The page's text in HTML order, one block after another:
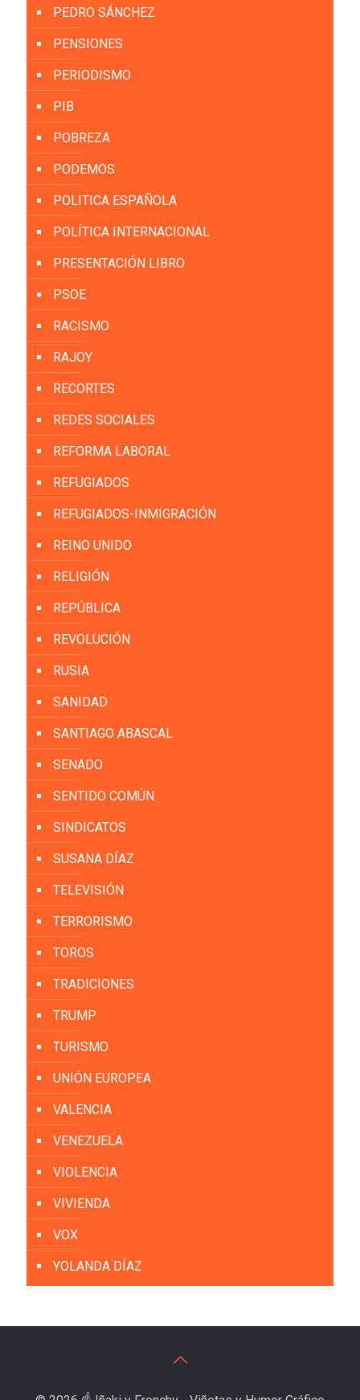
PEDRO SÁNCHEZ
PENSIONES
PERIODISMO
PIB
POBREZA
PODEMOS
POLITICA ESPAÑOLA
POLÍTICA INTERNACIONAL
PRESENTACIÓN LIBRO
PSOE
RACISMO
RAJOY
RECORTES
REDES SOCIALES
REFORMA LABORAL
REFUGIADOS
REFUGIADOS-INMIGRACIÓN
REINO UNIDO
RELIGIÓN
REPÚBLICA
REVOLUCIÓN
RUSIA
SANIDAD
SANTIAGO ABASCAL
SENADO
SENTIDO COMÚN
SINDICATOS
SUSANA DÍAZ
TELEVISIÓN
TERRORISMO
TOROS
TRADICIONES
TRUMP
TURISMO
UNIÓN EUROPEA
VALENCIA
VENEZUELA
VIOLENCIA
VIVIENDA
VOX
YOLANDA DÍAZ